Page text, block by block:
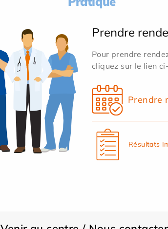
Prendre
Pour prendre
cliquez sur le lien
Prendre
Résultats